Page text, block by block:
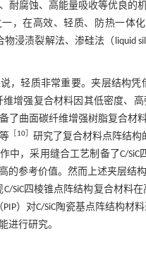
耐腐蚀、高能量吸收等优良的
，在高效、轻质、防热一体
物浸渍裂解法、渗硅法（liquid
，轻质非常重要。夹层结构
增强复合材料因其低密度、
了曲面碳纤维增强树脂复合材
［ 10］ 研究了复合材料点阵结构
中，采用缝合工艺制备了C/
的参考价值。然而上述夹层结
C/SiC四棱锥点阵结构复合材料
PIP）对C/SiC陶瓷基点阵结构材
进行研究。